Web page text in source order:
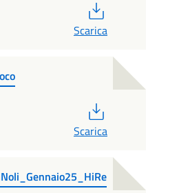
Scarica
Scarica